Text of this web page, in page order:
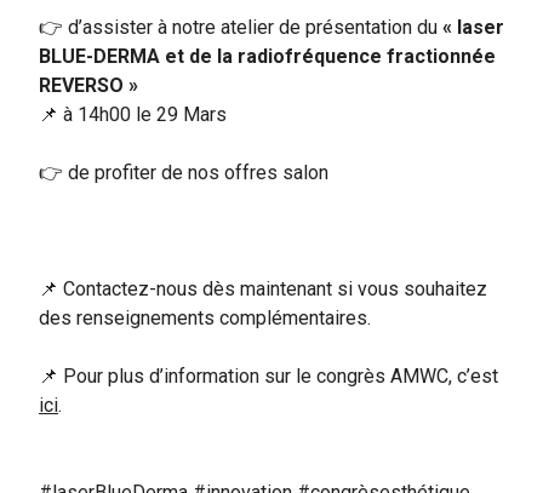
👉 d’assister à notre atelier de présentation du « laser
BLUE-DERMA et de la radiofréquence fractionnée
REVERSO »
📌 à 14h00 le 29 Mars
👉 de profiter de nos offres salon
📌 Contactez-nous dès maintenant si vous souhaitez
des renseignements complémentaires.
📌 Pour plus d’information sur le congrès AMWC, c’est
ici.